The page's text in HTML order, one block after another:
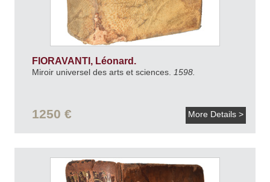
FIORAVANTI, Léonard.
Miroir universel des arts et sciences. 1598.
1250 € More Details >